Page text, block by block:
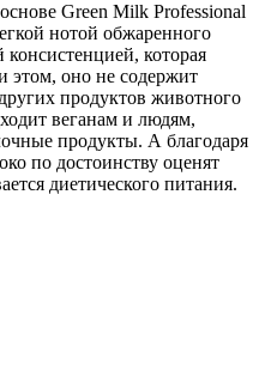
Green Milk Professional
нотой обжаренного
которая
оно не содержит
продуктов животного
веганам и людям,
продукты. А благодаря
по достоинству оценят
диетического питания.